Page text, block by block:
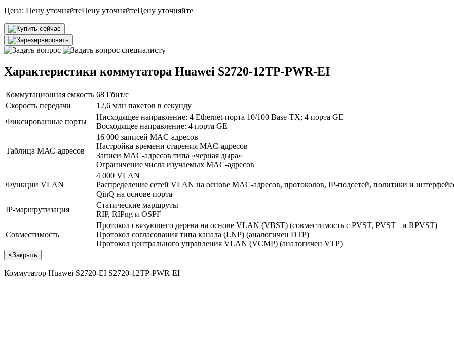
Цена: Цену уточняйтеЦену уточняйтеЦену уточняйте
Характеристики коммутатора Huawei S2720-12TP-PWR-EI
Коммутационная емкость 68 Гбит/с
Скорость передачи
12,6 млн пакетов в секунду
Фиксированные порты
Нисходящее направление: 4 Ethernet-порта 10/100 Base-TX; 4 порта GE
Восходящее направление: 4 порта GE
Таблица МАС-адресов
16 000 записей MAC-адресов
Настройка времени старения MAC-адресов
Записи MAC-адресов типа «черная дыра»
Ограничение числа изучаемых MAC-адресов
Функции VLAN
4 000 VLAN
Распределение сетей VLAN на основе MAC-адресов, протоколов, IP-подсетей, политики и
QinQ на основе порта
IP-маршрутизация
Статические маршруты
RIP, RIPng и OSPF
Совместимость
Протокол связующего дерева на основе VLAN (VBST) (совместимость с PVST, PVST+ и RPVST)
Протокол согласования типа канала (LNP) (аналогичен DTP)
Протокол центрального управления VLAN (VCMP) (аналогичен VTP)
×Закрыть
Коммутатор Huawei S2720-EI S2720-12TP-PWR-EI